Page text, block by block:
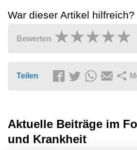
War dieser Artikel hilfreich?
Bewerten
Teilen
Aktuelle Beiträge im
und Krankheit